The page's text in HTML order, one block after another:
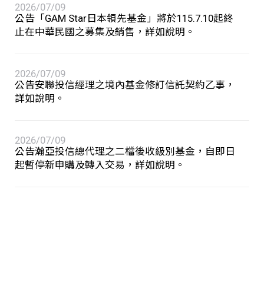
2026/07/09
公告「GAM Star日本領先基金」將於115.7.10起終
止在中華民國之募集及銷售，詳如說明。
2026/07/09
公告安聯投信經理之境內基金修訂信託契約乙事，
詳如說明。
2026/07/09
公告瀚亞投信總代理之二檔後收級別基金，自即日
起暫停新申購及轉入交易，詳如說明。